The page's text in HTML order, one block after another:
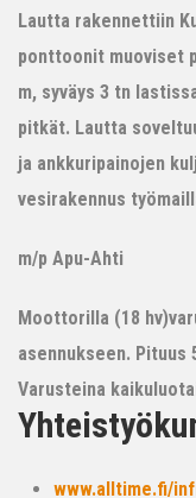
Lautta rakennettiin
ponttoonit muoviset
m, syväys 3 tn
pitkät. Lautta
ja ankkuripainojen
vesirakennus
m/p Apu-Ahti
Moottorilla (18
asennukseen. Pituus
Varusteina
www.alltime.fi/